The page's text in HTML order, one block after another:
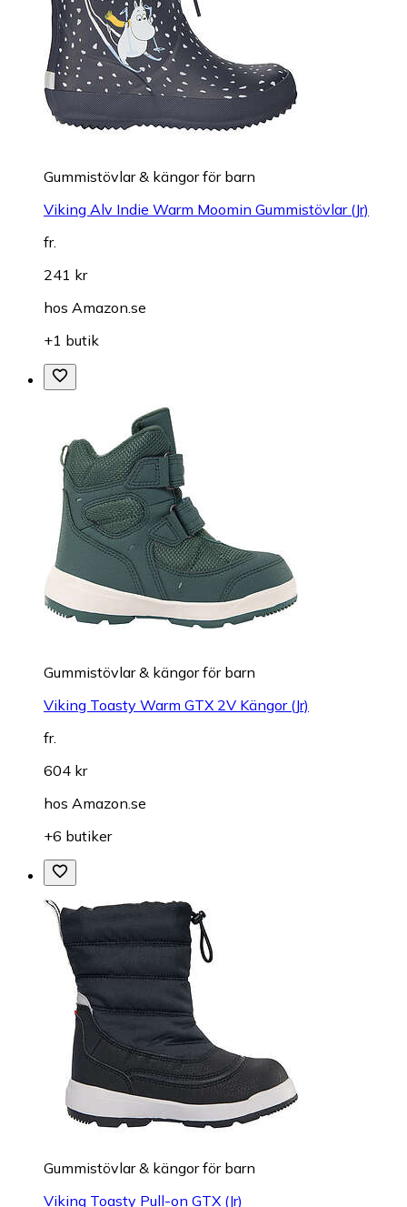
Gummistövlar & kängor för barn
Viking Alv Indie Warm Moomin Gummistövlar (Jr)
fr.
241 kr
hos Amazon.se
+1 butik
Gummistövlar & kängor för barn
Viking Toasty Warm GTX 2V Kängor (Jr)
fr.
604 kr
hos Amazon.se
+6 butiker
Gummistövlar & kängor för barn
Viking Toasty Pull-on GTX (Jr)